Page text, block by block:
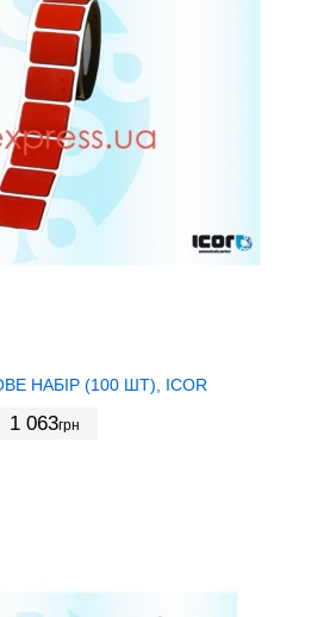
НАБІР (100 ШТ), ICOR
1 063грн